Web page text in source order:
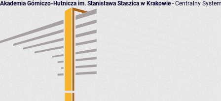
Akademia Górniczo-Hutnicza im. Stanisława Staszica w Krakowie- Centralny